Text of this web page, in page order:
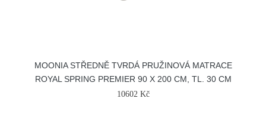
MOONIA STŘEDNĚ TVRDÁ PRUŽINOVÁ MATRACE
ROYAL SPRING PREMIER 90 X 200 CM, TL. 30 CM
10602 Kč